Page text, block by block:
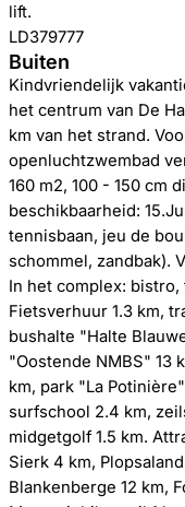
lift.
LD379777
Buiten
Kindvriendelijk
het centrum van De
km van het strand.
openluchtzwembad
160 m2, 100 - 150 cm
beschikbaarheid:
tennisbaan, jeu de
schommel, zandbak).
In het complex:
Fietsverhuur 1.3 km,
bushalte "Halte
"Oostende NMBS" 13
km, park "La
surfschool 2.4 km,
midgetgolf 1.5 km.
Sierk 4 km,
Blankenberge 12 km,